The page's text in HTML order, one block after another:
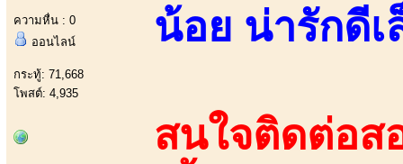
ความหื่น : 0
ออนไลน์
กระทู้: 71,668
โพสต์: 4,935
น้อย น่ารักดีเ
สนใจติดต่อส